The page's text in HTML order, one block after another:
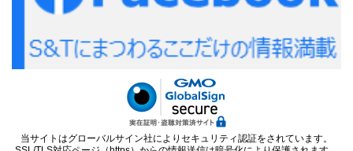
当サイトはグローバルサイン社によりセキュリティ認証をされています。